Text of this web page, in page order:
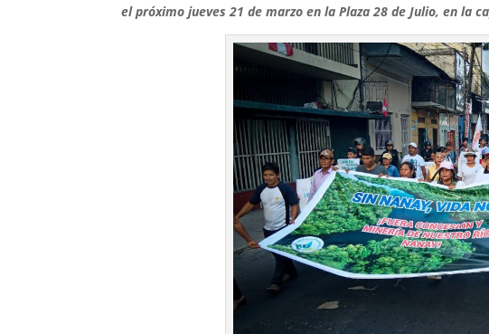
el próximo jueves 21 de marzo en la Plaza 28 de Julio, en la